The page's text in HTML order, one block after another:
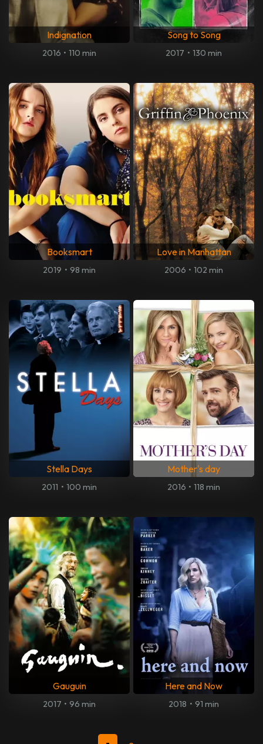
Indignation
2016 • 110 min
Song to Song
2017 • 130 min
Booksmart
2019 • 98 min
Love in Manhattan
2006 • 102 min
Stella Days
2011 • 100 min
Mother's day
2016 • 118 min
Gauguin
2017 • 96 min
Here and Now
2018 • 91 min